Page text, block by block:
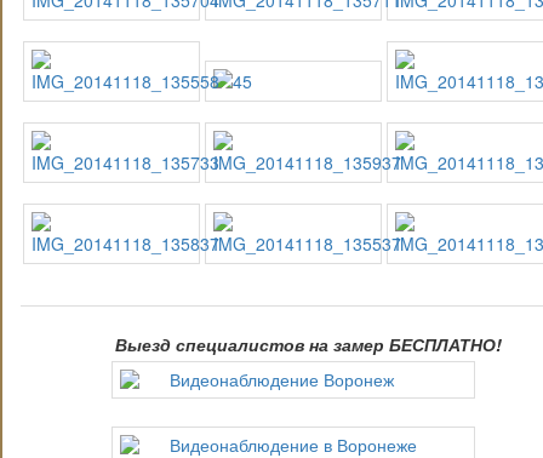
Выезд специалистов на замер БЕСПЛАТНО!